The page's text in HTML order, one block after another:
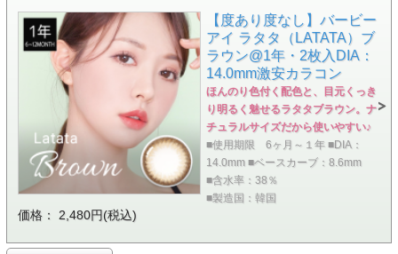
【度あり度なし】バービー
アイ ラタタ（LATATA）ブ
ラウン@1年・2枚入DIA：
14.0mm激安カラコン
ほんのり色付く配色と、目元くっき
り明るく魅せるラタタブラウン。ナ
チュラルサイズだから使いやすい♪
■使用期限 6ヶ月～１年 ■DIA：
14.0mm ■ベースカーブ：8.6mm
■含水率：38％
■製造国：韓国
価格： 2,480円(税込)